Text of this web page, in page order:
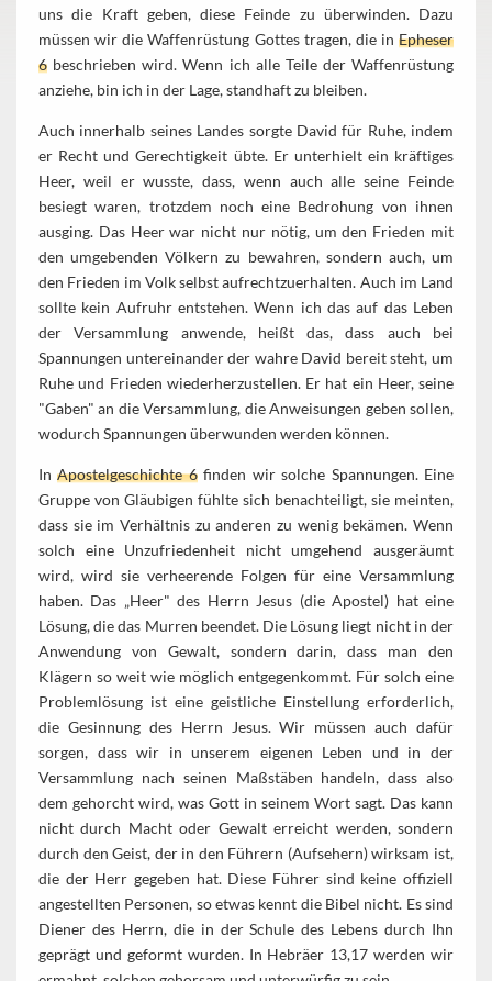
uns die Kraft geben, diese Feinde zu überwinden. Dazu
müssen wir die Waffenrüstung Gottes tragen, die in Epheser
6 beschrieben wird. Wenn ich alle Teile der Waffenrüstung
anziehe, bin ich in der Lage, standhaft zu bleiben.
Auch innerhalb seines Landes sorgte David für Ruhe, indem
er Recht und Gerechtigkeit übte. Er unterhielt ein kräftiges
Heer, weil er wusste, dass, wenn auch alle seine Feinde
besiegt waren, trotzdem noch eine Bedrohung von ihnen
ausging. Das Heer war nicht nur nötig, um den Frieden mit
den umgebenden Völkern zu bewahren, sondern auch, um
den Frieden im Volk selbst aufrechtzuerhalten. Auch im Land
sollte kein Aufruhr entstehen. Wenn ich das auf das Leben
der Versammlung anwende, heißt das, dass auch bei
Spannungen untereinander der wahre David bereit steht, um
Ruhe und Frieden wiederherzustellen. Er hat ein Heer, seine
"Gaben" an die Versammlung, die Anweisungen geben sollen,
wodurch Spannungen überwunden werden können.
InApostelgeschichte 6finden wir solche Spannungen. Eine
Gruppe von Gläubigen fühlte sich benachteiligt, sie meinten,
dass sie im Verhältnis zu anderen zu wenig bekämen. Wenn
solch eine Unzufriedenheit nicht umgehend ausgeräumt
wird, wird sie verheerende Folgen für eine Versammlung
haben. Das „Heer" des Herrn Jesus (die Apostel) hat eine
Lösung, die das Murren beendet. Die Lösung liegt nicht in der
Anwendung von Gewalt, sondern darin, dass man den
Klägern so weit wie möglich entgegenkommt. Für solch eine
Problemlösung ist eine geistliche Einstellung erforderlich,
die Gesinnung des Herrn Jesus. Wir müssen auch dafür
sorgen, dass wir in unserem eigenen Leben und in der
Versammlung nach seinen Maßstäben handeln, dass also
dem gehorcht wird, was Gott in seinem Wort sagt. Das kann
nicht durch Macht oder Gewalt erreicht werden, sondern
durch den Geist, der in den Führern (Aufsehern) wirksam ist,
die der Herr gegeben hat. Diese Führer sind keine offiziell
angestellten Personen, so etwas kennt die Bibel nicht. Es sind
Diener des Herrn, die in der Schule des Lebens durch Ihn
geprägt und geformt wurden. In Hebräer 13,17 werden wir